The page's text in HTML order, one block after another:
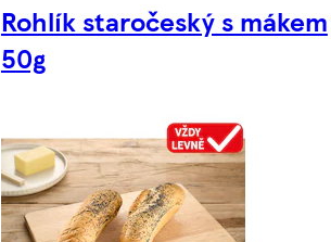
Rohlík staročeský s mákem
50g